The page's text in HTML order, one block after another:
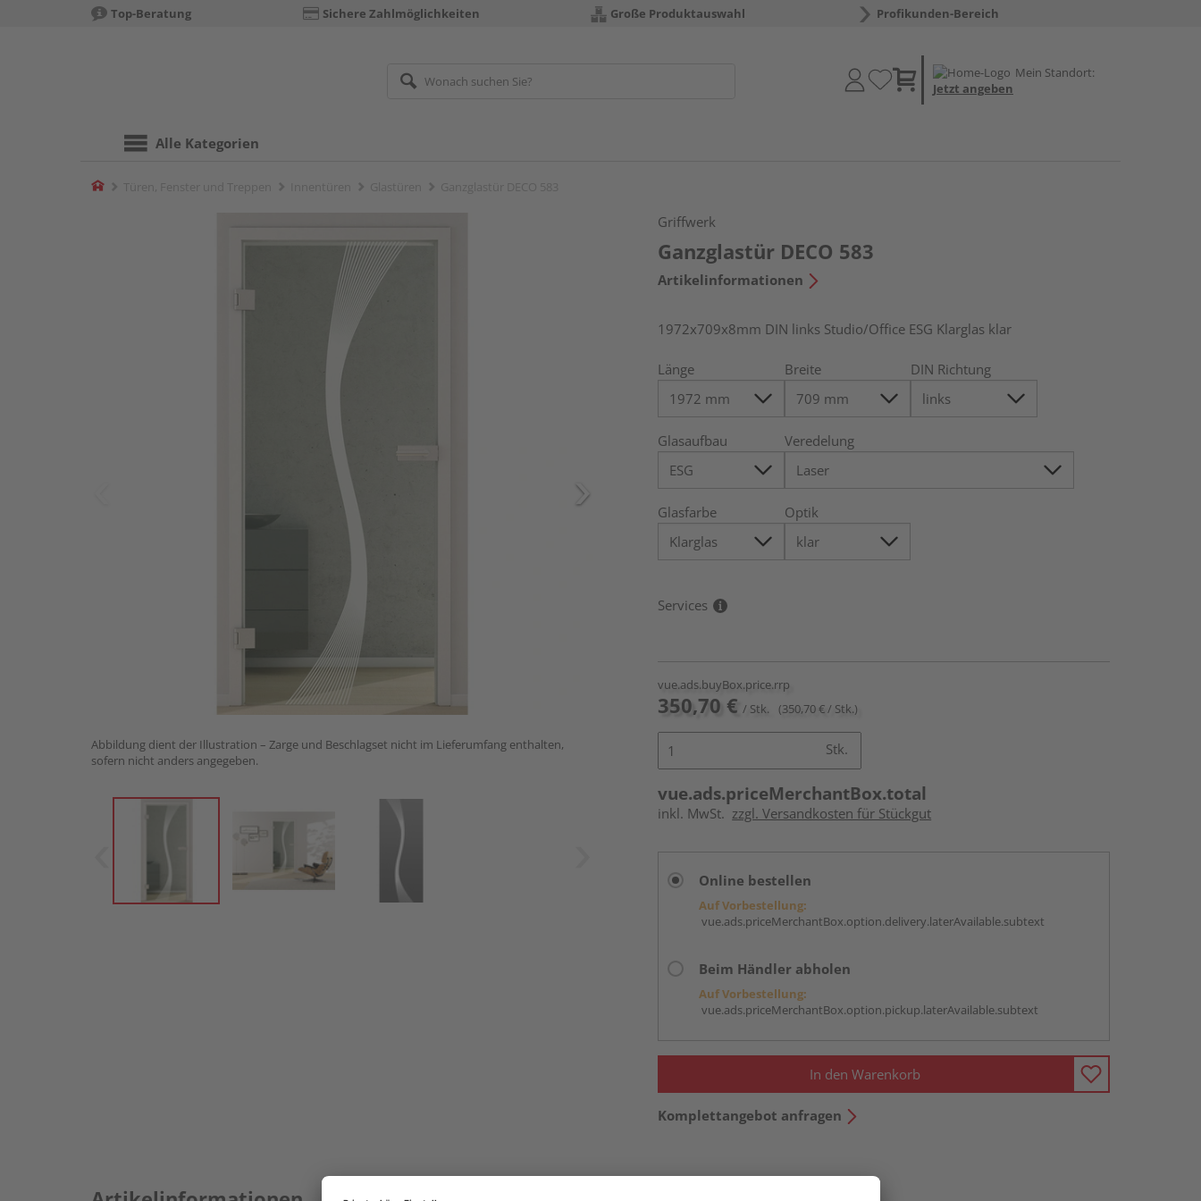
Top-Beratung Sichere Zahlmöglichkeiten Große Produktauswahl Profikunden-Bereich
Mein Standort:
Jetzt angeben
Alle Kategorien
Home
Abbildung dient der Illustration – Zarge und Beschlagset nicht im Lieferumfang enthalten,
sofern nicht anders angegeben.
Griffwerk
Ganzglastür DECO 583
Artikelinformationen
1972x709x8mm DIN links Studio/Office ESG Klarglas klar
Länge Breite DIN Richtung
Glasaufbau Veredelung
Glasfarbe Optik
Services
vue.ads.buyBox.price.rrp
350,70 € / Stk. (350,70 € / Stk.)
Stk.
vue.ads.priceMerchantBox.total
inkl. MwSt. zzgl. Versandkosten für Stückgut
Online bestellen
Auf Vorbestellung:
vue.ads.priceMerchantBox.option.delivery.laterAvailable.subtext
Beim Händler abholen
Auf Vorbestellung:
vue.ads.priceMerchantBox.option.pickup.laterAvailable.subtext
In den Warenkorb
Komplettangebot anfragen